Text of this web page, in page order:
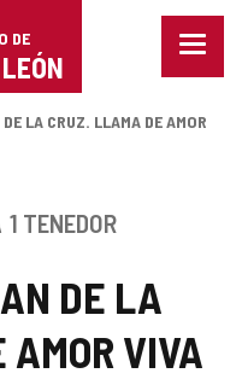
DE
Menu
LA CRUZ. LLAMA DE AMOR
DE LA
VIVA
1 TENEDOR